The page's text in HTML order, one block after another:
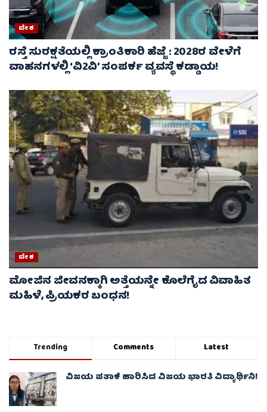
ದೇಶ
ರಸ್ತೆ ಸುರಕ್ಷತೆಯಲ್ಲಿ ಕ್ರಾಂತಿಕಾರಿ ಹೆಜ್ಜೆ : 2028ರ ವೇಳೆಗೆ
ವಾಹನಗಳಲ್ಲಿ ‘ವಿ2ವಿ’ ಸಂಪರ್ಕ ವ್ಯವಸ್ಥೆ ಕಡ್ಡಾಯ!
ದೇಶ
ಮೋಜಿನ ಜೀವನಕ್ಕಾಗಿ ಅತ್ತೆಯನ್ನೇ ಕೊಲೆಗೈದ ವಿವಾಹಿತ
ಮಹಿಳೆ, ಪ್ರಿಯಕರ ಬಂಧನ!
Trending Comments Latest
ವಿಜಯ ಪತಾಕೆ ಹಾರಿಸಿದ ವಿಜಯ ಭಾರತಿ ವಿದ್ಯಾರ್ಥಿನಿ!